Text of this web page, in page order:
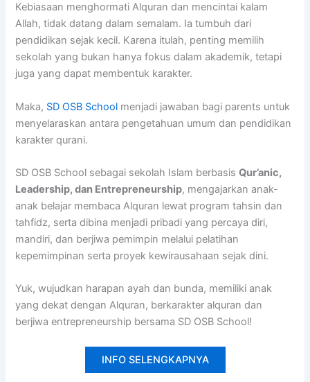
Kebiasaan menghormati Alquran dan mencintai kalam
Allah, tidak datang dalam semalam. Ia tumbuh dari
pendidikan sejak kecil. Karena itulah, penting memilih
sekolah yang bukan hanya fokus dalam akademik, tetapi
juga yang dapat membentuk karakter.
Maka, SD OSB School menjadi jawaban bagi parents untuk
menyelaraskan antara pengetahuan umum dan pendidikan
karakter qurani.
SD OSB School sebagai sekolah Islam berbasisQur’anic,
Leadership, dan Entrepreneurship, mengajarkan anak-
anak belajar membaca Alquran lewat program tahsin dan
tahfidz, serta dibina menjadi pribadi yang percaya diri,
mandiri, dan berjiwa pemimpin melalui pelatihan
kepemimpinan serta proyek kewirausahaan sejak dini.
Yuk, wujudkan harapan ayah dan bunda, memiliki anak
yang dekat dengan Alquran, berkarakter alquran dan
berjiwa entrepreneurship bersama SD OSB School!
INFO SELENGKAPNYA